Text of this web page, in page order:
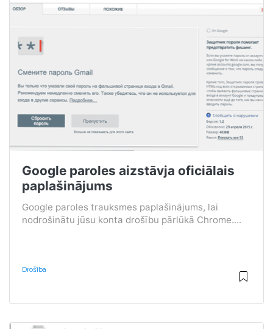
Google paroles aizstāvja oficiālais
paplašinājums
Google paroles trauksmes paplašinājums, lai
nodrošinātu jūsu konta drošību pārlūkā Chrome....
Drošība